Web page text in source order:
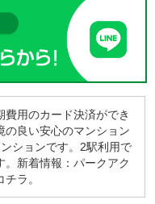
用のカード決済ができ
の良い安心のマンション
ションです。2駅利用で
。新着情報：パークアク
ラ。